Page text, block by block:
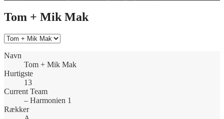
Tom + Mik Mak
Navn
Tom + Mik Mak
Hurtigste
13
Current Team
– Harmonien 1
Rækker